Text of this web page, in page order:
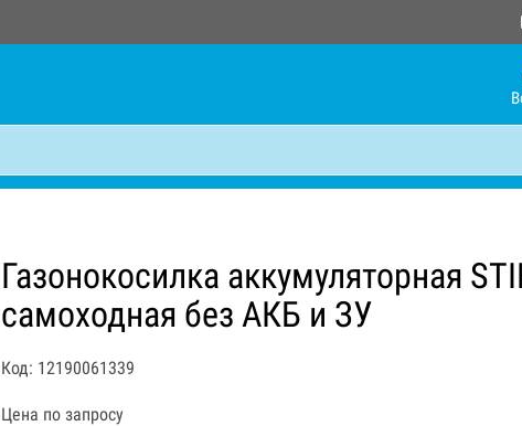
Газонокосилка аккумуляторная
самоходная без АКБ и ЗУ
Код: 12190061339
Цена по запросу